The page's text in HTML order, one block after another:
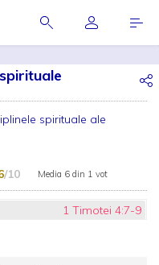
spirituale ale
/10 Media 6 din 1 vot
1 Timotei 4:7-9